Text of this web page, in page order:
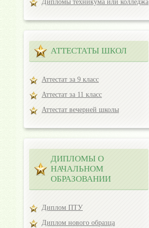
Дипломы техникума или колледжа
АТТЕСТАТЫ ШКОЛ
Аттестат за 9 класс
Аттестат за 11 класс
Аттестат вечерней школы
ДИПЛОМЫ О
НАЧАЛЬНОМ
ОБРАЗОВАНИИ
Диплом ПТУ
Диплом нового образца